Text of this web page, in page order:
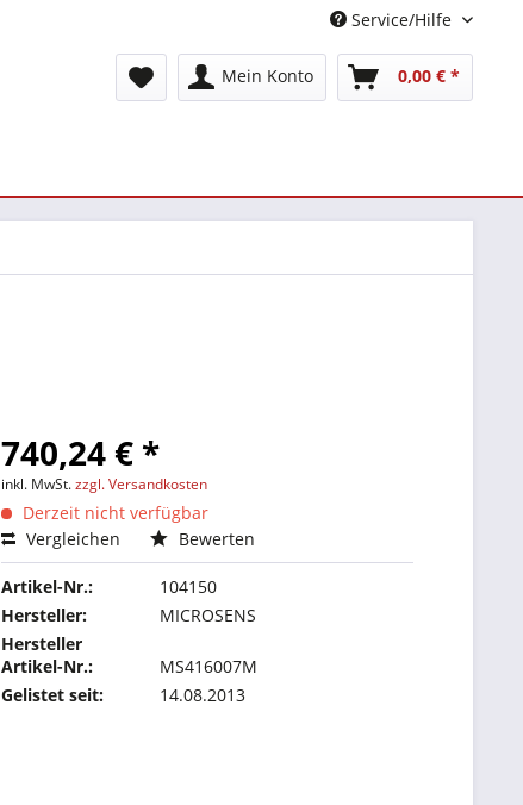
Service/Hilfe
Mein Konto 0,00 € *
740,24 € *
inkl. MwSt.zzgl. Versandkosten
Derzeit nicht verfügbar
Vergleichen
Bewerten
Artikel-Nr.:
104150
Hersteller:
MICROSENS
Hersteller
Artikel-Nr.:
MS416007M
Gelistet seit:
14.08.2013